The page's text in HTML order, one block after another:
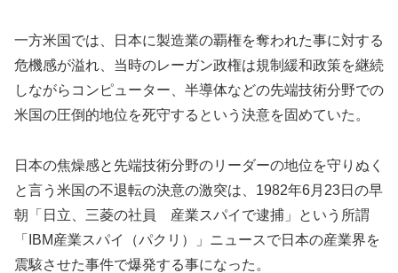
一方米国では、日本に製造業の覇権を奪われた事に対する
危機感が溢れ、当時のレーガン政権は規制緩和政策を継続
しながらコンピューター、半導体などの先端技術分野での
米国の圧倒的地位を死守するという決意を固めていた。
日本の焦燥感と先端技術分野のリーダーの地位を守りぬく
と言う米国の不退転の決意の激突は、1982年6月23日の早
朝「日立、三菱の社員 産業スパイで逮捕」という所謂
「IBM産業スパイ（パクリ）」ニュースで日本の産業界を
震駭させた事件で爆発する事になった。